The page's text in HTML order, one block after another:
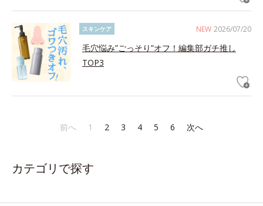
NEW 2026/07/20
スキンケア
毛穴悩み”ごっそり”オフ！編集部ガチ推し
TOP3
前へ 1 2 3 4 5 6 次へ
カテゴリで探す